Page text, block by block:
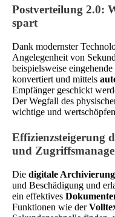
Postverteilung 2.0:
spart
Dank modernster
Angelegenheit von
beispielsweise
konvertiert und mittels
Empfänger geschickt
Der Wegfall des
wichtige und
Effizienzsteigerung
und
Die digitale Archivierung
und Beschädigung und
ein effektives
Funktionen wie der